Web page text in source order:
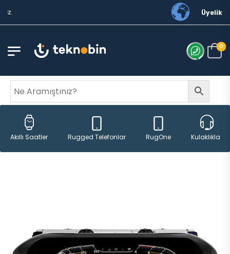
Üyelik
0
Akıllı Saatler Rugged Telefonlar RugOne Kulaklıklar